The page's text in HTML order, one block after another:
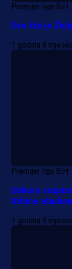
Premijer liga BiH
Evo šta je
1 godina 8
Premijer liga BiH
Uskoro
tribine
1 godina 9